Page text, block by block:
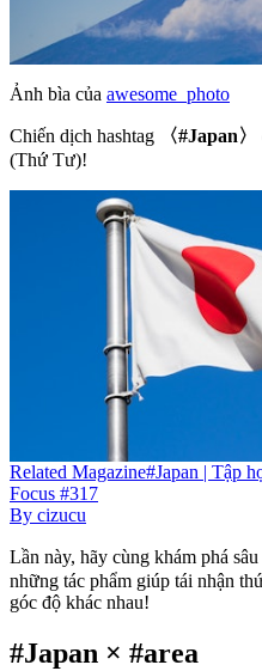
Ảnh bìa của awesome_photo
Chiến dịch hashtag 〈#Japan〉
(Thứ Tư)!
Related Magazine#Japan | Tập
Focus #317
By cizucu
Lần này, hãy cùng khám phá
những tác phẩm giúp tái nhận
góc độ khác nhau!
#Japan × #area